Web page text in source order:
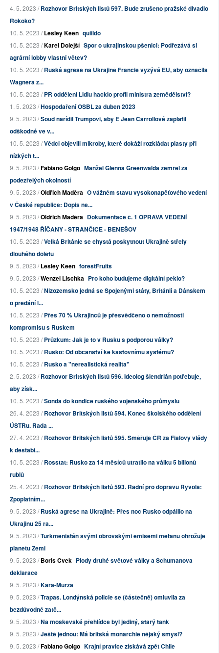
4. 5. 2023 /Rozhovor Britských listů 597. Bude zrušeno pražské divadlo
Rokoko?
10. 5. 2023 /Lesley Keen quiildo
10. 5. 2023 /Karel Dolejší Spor o ukrajinskou pšenici: Podřezává si
agrární lobby vlastní větev?
10. 5. 2023 /Ruská agrese na Ukrajině Francie vyzývá EU, aby označila
Wagnera z...
10. 5. 2023 /PR oddělení Lidlu hacklo profil ministra zemědělství?
1. 5. 2023 /Hospodaření OSBL za duben 2023
9. 5. 2023 /Soud nařídil Trumpovi, aby E Jean Carrollové zaplatil
odškodné ve v...
10. 5. 2023 /Vědci objevili mikroby, které dokáží rozkládat plasty při
nízkých t...
9. 5. 2023 /Fabiano Golgo Manžel Glenna Greenwalda zemřel za
podezřelých okolností
9. 5. 2023 /Oldřich Maděra O vážném stavu vysokonapěťového vedení
v České republice: Dopis ne...
9. 5. 2023 /Oldřich Maděra Dokumentace č. 1 OPRAVA VEDENÍ
1947/1948 ŘÍČANY - STRANČICE - BENEŠOV
10. 5. 2023 /Velká Británie se chystá poskytnout Ukrajině střely
dlouhého doletu
9. 5. 2023 /Lesley Keen forestFruits
9. 5. 2023 /Wenzel Lischka Pro koho budujeme digitální peklo?
10. 5. 2023 /Nizozemsko jedná se Spojenými státy, Británií a Dánskem
o předání l...
10. 5. 2023 /Přes 70 % Ukrajinců je přesvědčeno o nemožnosti
kompromisu s Ruskem
10. 5. 2023 /Průzkum: Jak je to v Rusku s podporou války?
10. 5. 2023 /Rusko: Od občanství ke kastovnímu systému?
10. 5. 2023 /Rusko a "nerealistická realita"
2. 5. 2023 /Rozhovor Britských listů 596. Ideolog šlendrián potřebuje,
aby získ...
10. 5. 2023 /Sonda do kondice ruského vojenského průmyslu
26. 4. 2023 /Rozhovor Britských listů 594. Konec školského oddělení
ÚSTRu. Rada ...
27. 4. 2023 /Rozhovor Britských listů 595. Směřuje ČR za Fialovy vlády
k destabi...
10. 5. 2023 /Rosstat: Rusko za 14 měsíců utratilo na válku 5 bilionů
rublů
25. 4. 2023 /Rozhovor Britských listů 593. Radní pro dopravu Ryvola:
Zpoplatním...
9. 5. 2023 /Ruská agrese na Ukrajině: Přes noc Rusko odpálilo na
Ukrajinu 25 ra...
9. 5. 2023 /Turkmenistán svými obrovskými emisemi metanu ohrožuje
planetu Zemi
9. 5. 2023 /Boris Cvek Plody druhé světové války a Schumanova
deklarace
9. 5. 2023 /Kara-Murza
9. 5. 2023 /Trapas. Londýnská policie se (částečně) omluvila za
bezdůvodné zatč...
9. 5. 2023 /Na moskevské přehlídce byl jediný, starý tank
9. 5. 2023 /Ještě jednou: Má britská monarchie nějaký smysl?
9. 5. 2023 /Fabiano Golgo Krajní pravice získává zpět Chile